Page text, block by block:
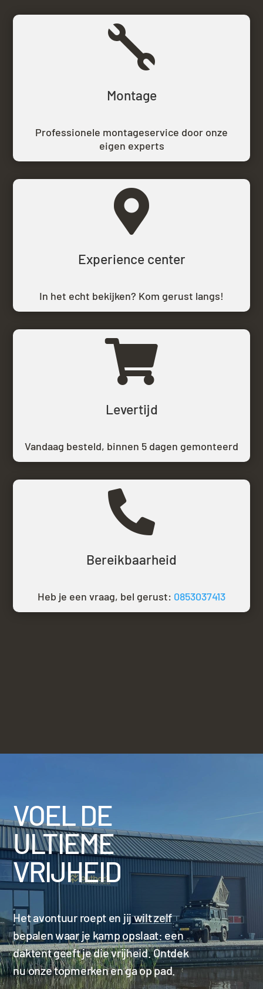

Montage
Professionele montageservice door onze
eigen experts

Experience center
In het echt bekijken? Kom gerust langs!

Levertijd
Vandaag besteld, binnen 5 dagen gemonteerd

Bereikbaarheid
Heb je een vraag, bel gerust: 0853037413
VOEL DE
ULTIEME
VRIJHEID
Het avontuur roept en jij wilt zelf
bepalen waar je kamp opslaat: een
daktent geeft je die vrijheid. Ontdek
nu onze topmerken en ga op pad.